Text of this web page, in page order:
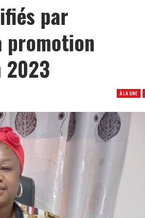
par
promotion
2023
À LA UNE